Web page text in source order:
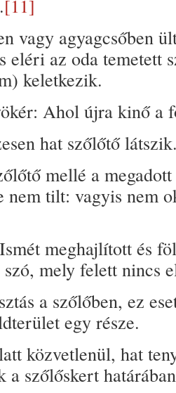
[11]
vagy agyagcsőben
eléri az oda temetett
keletkezik.
Ahol újra kinő a
hat szőlőtő
mellé a
nem tilt: vagyis nem
meghajlított és
mely felett nincs
a szőlőben, ez
egy része.
közvetlenül, hat
a szőlőskert